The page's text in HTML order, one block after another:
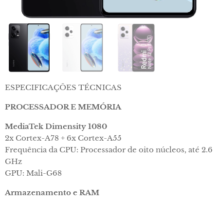
ESPECIFICAÇÕES TÉCNICAS
PROCESSADOR E MEMÓRIA
MediaTek Dimensity 1080
2x Cortex-A78 + 6x Cortex-A55
Frequência da CPU: Processador de oito núcleos, até 2.6
GHz
GPU: Mali-G68
Armazenamento e RAM